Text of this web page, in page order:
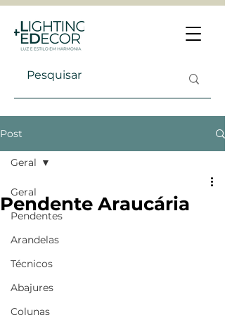
Post
Geral
Pendentes
Arandelas
Técnicos
Abajures
Colunas
Geral
Pendente Araucária